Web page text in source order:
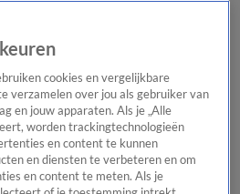
de Dag Onze categorieën Laatste
de Dag Podcast
cookies en vergelijkbare
verzamelen over jou als gebruiker van
en jouw apparaten. Als je „Alle
worden trackingtechnologieën
en content te kunnen
en diensten te verbeteren en om
en content te meten. Als je